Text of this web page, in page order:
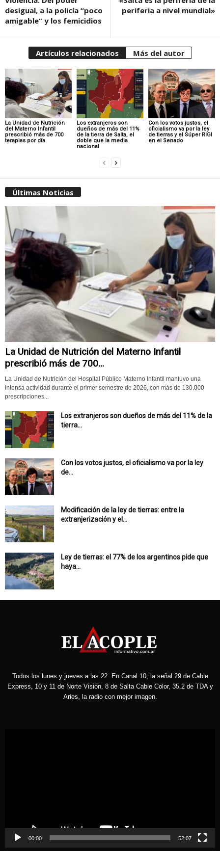
desigual, a la policía “poco
amigable” y los femicidios
periferia a nivel mundial»
Artículos relacionados Más del autor
La Unidad de Nutrición
del Materno Infantil
prescribió más de 700
terapias por día
Los extranjeros son
dueños de más del 11%
de la tierra de Salta, el
doble que la media
nacional
Con los votos justos, el
oficialismo va por la ley
de tierras y el Súper RIGI
en el Senado
Últimas Noticias
La Unidad de Nutrición del Materno Infantil
prescribió más de 700...
La Unidad de Nutrición del Hospital Público Materno Infantil mantuvo una
intensa actividad durante el primer semestre de 2026, con más de 130.000
prescripciones...
Los extranjeros son dueños de más del 11% de la
tierra...
Con los votos justos, el oficialismo va por la ley
de...
Modificación de la ley de tierras: entre la
extranjerización y el...
Ley de tierras: el 77% de los argentinos pide que
haya...
Todos los lunes y jueves a las 22. En Canal 10, la señal 29 de Cable
Express, 10 y 11 de Norte Visión, 8 de Salta Cable Color, 35.2 de TDA y
Aries, la radio con mejor imagen.
00:00 52:07